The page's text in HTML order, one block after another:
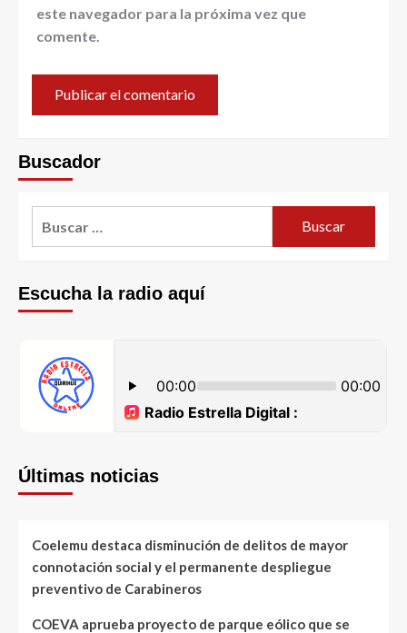
este navegador para la próxima vez que
comente.
Buscador
Escucha la radio aquí
Últimas noticias
Coelemu destaca disminución de delitos de mayor
connotación social y el permanente despliegue
preventivo de Carabineros
COEVA aprueba proyecto de parque eólico que se